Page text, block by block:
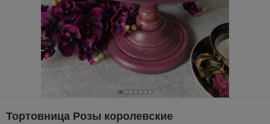
Тортовница Розы королевские